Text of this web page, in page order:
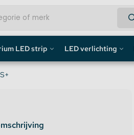
LED strip
LED Strips
LED Balken
LED verlichting